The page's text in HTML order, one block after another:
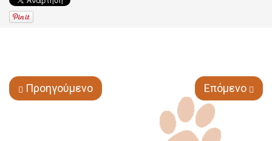
Προηγούμενο Επόμενο